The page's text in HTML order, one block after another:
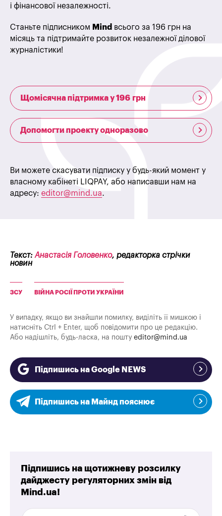
і фінансової незалежності.
Станьте підписником Mind всього за 196 грн на
місяць та підтримайте розвиток незалежної ділової
журналістики!
Щомісячна підтримка у 196 грн
Допомогти проекту одноразово
Ви можете скасувати підписку у будь-який момент у
власному кабінеті LIQPAY, або написавши нам на
адресу: editor@mind.ua.
Текст: Анастасія Головенко, редакторка стрічки
новин
ЗСУ ВІЙНА РОСІЇ ПРОТИ УКРАЇНИ
У випадку, якщо ви знайшли помилку, виділіть її мишкою і
натисніть Ctrl + Enter, щоб повідомити про це редакцію.
Або надішліть, будь-ласка, на пошту editor@mind.ua
Підпишись на Google NEWS
Підпишись на Майнд пояснює
Підпишись на щотижневу розсилку
дайджесту регуляторних змін від
Mind.ua!